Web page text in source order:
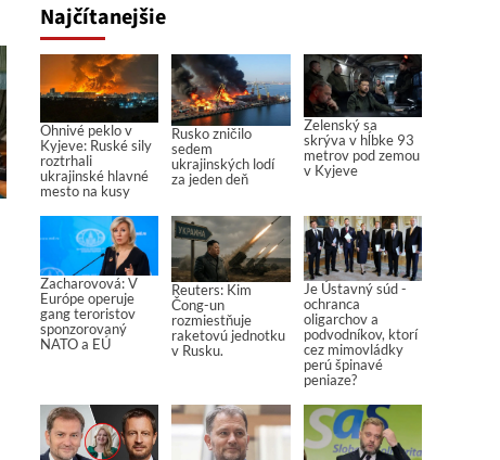
Najčítanejšie
Ohnivé peklo v
Kyjeve: Ruské sily
roztrhali
ukrajinské hlavné
mesto na kusy
Rusko zničilo
sedem
ukrajinských lodí
za jeden deň
Zelenský sa
skrýva v hĺbke 93
metrov pod zemou
v Kyjeve
Zacharovová: V
Európe operuje
gang teroristov
sponzorovaný
NATO a EÚ
Reuters: Kim
Čong-un
rozmiestňuje
raketovú jednotku
v Rusku.
Je Ústavný súd -
ochranca
oligarchov a
podvodníkov, ktorí
cez mimovládky
perú špinavé
peniaze?